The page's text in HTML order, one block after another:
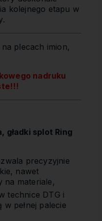
kolejnego etapu w
plecach imion,
nadruku
gładki splot Ring
precyzyjnie
nawet
na materiale,
technice DTG i
pełnej palecie